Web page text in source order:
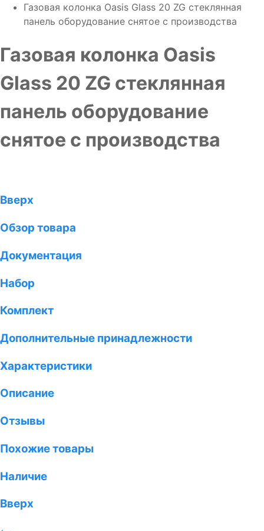
Газовая колонка Oasis Glass 20 ZG стеклянная
панель оборудование снятое с производства
Газовая колонка Oasis
Glass 20 ZG стеклянная
панель оборудование
снятое с производства
Вверх
Обзор товара
Документация
Набор
Комплект
Дополнительные принадлежности
Характеристики
Описание
Отзывы
Похожие товары
Наличие
Вверх